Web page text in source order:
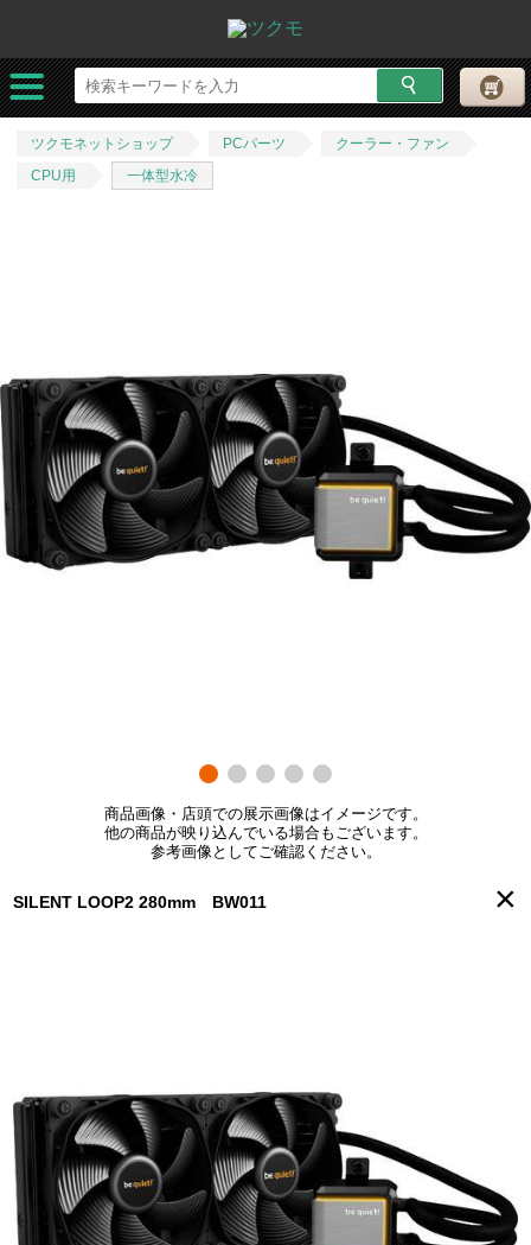
ツクモネットショップ PCパーツ
クーラー・ファン
CPU用
一体型水冷
商品画像・店頭での展示画像はイメージです。
他の商品が映り込んでいる場合もございます。
参考画像としてご確認ください。
×
SILENT LOOP2 280mm BW011